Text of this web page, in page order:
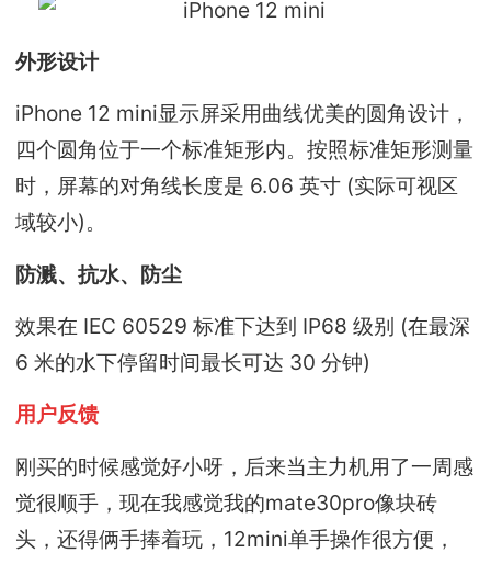
外形设计
iPhone 12 mini显示屏采用曲线优美的圆角设计，
四个圆角位于一个标准矩形内。按照标准矩形测量
时，屏幕的对角线长度是 6.06 英寸 (实际可视区
域较小)。
防溅、抗水、防尘
效果在 IEC 60529 标准下达到 IP68 级别 (在最深
6 米的水下停留时间最长可达 30 分钟)
用户反馈
刚买的时候感觉好小呀，后来当主力机用了一周感
觉很顺手，现在我感觉我的mate30pro像块砖
头，还得俩手捧着玩，12mini单手操作很方便，